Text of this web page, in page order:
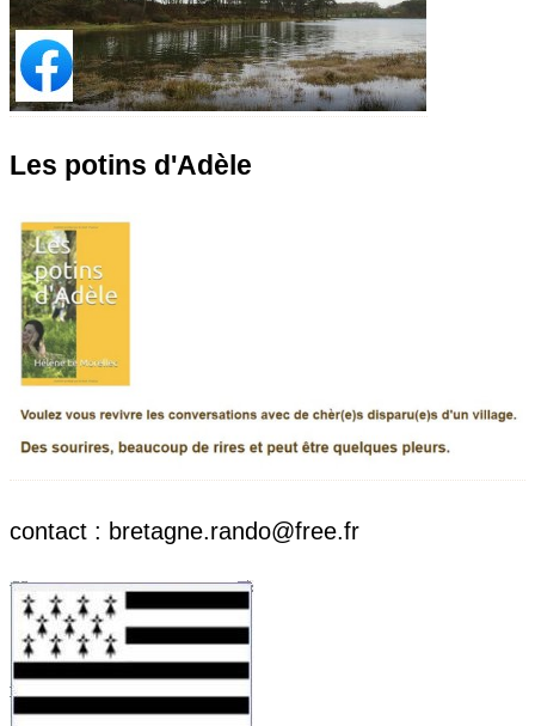
Les potins d'Adèle
contact : bretagne.rando@free.fr